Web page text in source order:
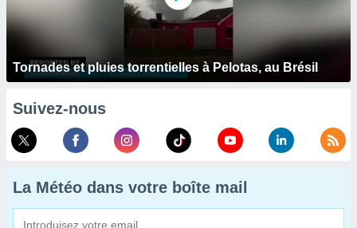
Tornades et pluies torrentielles à Pelotas, au Brésil
Suivez-nous
La Météo dans votre boîte mail